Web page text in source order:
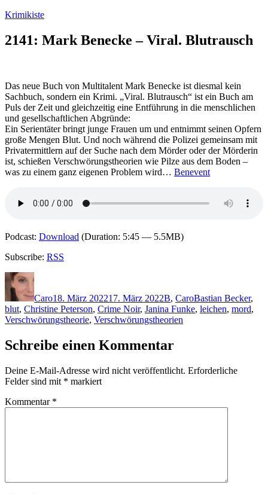
Zum
springen
Krimikiste
2141: Mark Benecke – Viral. Blutrausch
Das neue Buch von Multitalent Mark Benecke ist diesmal kein
Sachbuch, sondern ein Krimi. „Viral. Blutrausch“ ist ein Buch am
Puls der Zeit und gleichzeitig eine Entführung in die menschlichen
und gesellschaftlichen Abgründe:
Ein Serientäter bringt junge Frauen um und entnimmt seinen Opfern
große Mengen Blut. Und noch während die Polizei gemeinsam mit
Privatermittlern auf der Suche nach dem Mörder oder der Mörderin
ist, schießen Verschwörungstheorien wie Pilze aus dem Boden –
was zu einem ganz eigenen Problem wird… Benevent
Podcast: Download (Duration: 5:45 — 5.5MB)
Subscribe: RSS
Autor
Caro18. März 202217. März 2022B, CaroBastian Becker,
blut, Christine Peterson, Crime Noir, Janina Funke, leichen, mord,
Verschwörungstheorie, Verschwörungstheorien
Schreibe einen Kommentar
Deine E-Mail-Adresse wird nicht veröffentlicht. Erforderliche
Felder sind mit * markiert
Kommentar *